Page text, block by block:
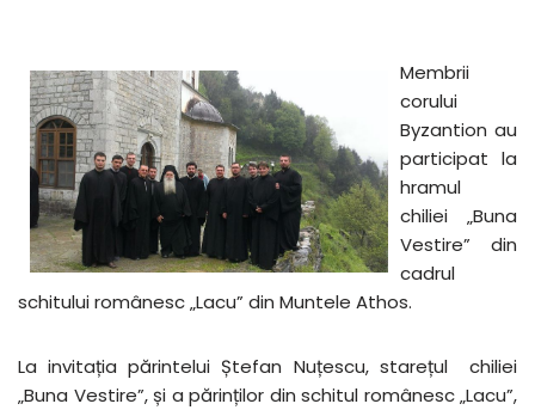
Membrii
corului
Byzantion au
participat la
hramul
chiliei „Buna
Vestire” din
cadrul
schitului românesc „Lacu” din Muntele Athos.
La invitația părintelui Ștefan Nuțescu, starețul chiliei
„Buna Vestire”, și a părinților din schitul românesc „Lacu”,